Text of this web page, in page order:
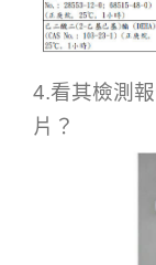
4.看其檢測
片？